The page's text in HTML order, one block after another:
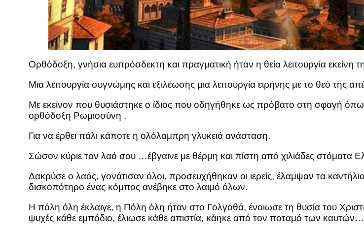
Ορθόδοξη, γνήσια ευπρόσδεκτη και πραγματική ήταν η θεία λειτουργία εκείνη
Μια λειτουργία συγνώμης και εξιλέωσης μια λειτουργία ειρήνης με το θεό της
Με εκείνον που θυσιάστηκε ο ίδιος που οδηγήθηκε ως πρόβατο στη σφαγή
ορθόδοξη Ρωμιοσύνη .
Για να έρθει πάλι κάποτε η ολόλαμπρη γλυκειά ανάσταση.
Σώσον κύριε τον λαό σου …έβγαινε με θέρμη και πίστη από χιλιάδες στόματα
Δακρύσε ο λαός, γονάτισαν όλοι, προσευχήθηκαν οι ιερείς, έλαμψαν τα
δισκοπότηρο ένας κόμπος ανέβηκε στο λαιμό όλων.
Η πόλη όλη έκλαιγε, η Πόλη όλη ήταν στο Γολγοθά, ένοιωσε τη θυσία του
ψυχές κάθε εμπόδιο, έλιωσε κάθε απιστία, κάηκε από τον ποταμό των